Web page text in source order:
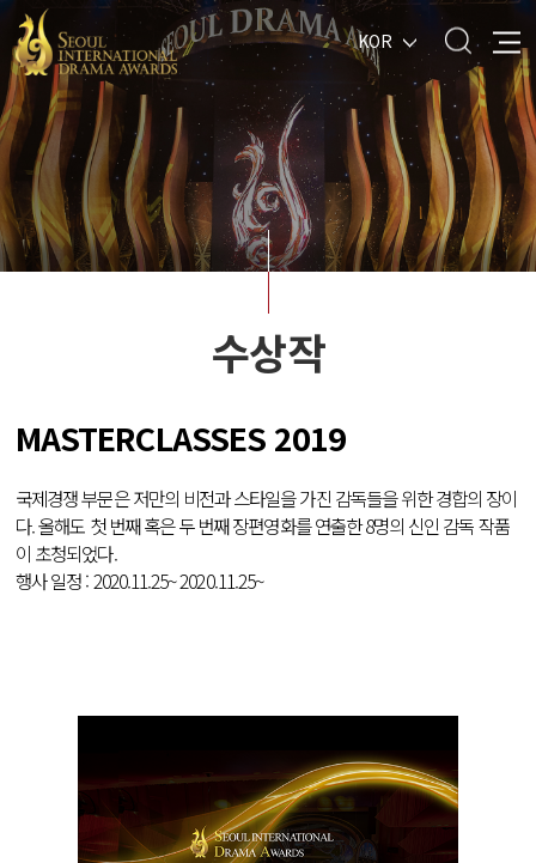
KOR
수상작
MASTERCLASSES 2019
국제경쟁 부문은 저만의 비전과 스타일을 가진 감독들을 위한 경합의 장이
다. 올해도 첫 번째 혹은 두 번째 장편영화를 연출한 8명의 신인 감독 작품
이 초청되었다.
행사 일정 : 2020.11.25~ 2020.11.25~